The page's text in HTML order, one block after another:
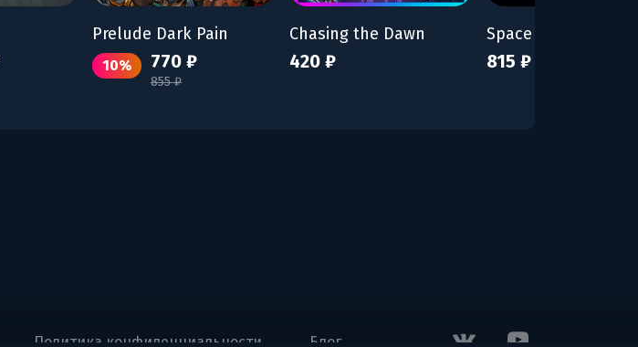
Prelude Dark Pain
10% 770 ₽
855 ₽
Chasing the Dawn
420 ₽ 815 ₽
Политика конфиденциальности Блог